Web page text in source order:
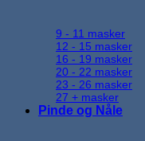
9 - 11 masker
12 - 15 masker
16 - 19 masker
20 - 22 masker
23 - 26 masker
27 + masker
Pinde og Nåle